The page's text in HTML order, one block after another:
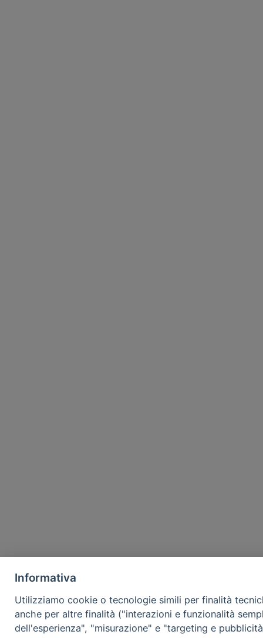
Informativa
Utilizziamo cookie o tecnologie simili per finalità
anche per altre finalità ("interazioni e funzionalità
dell'esperienza", "misurazione" e "targeting e